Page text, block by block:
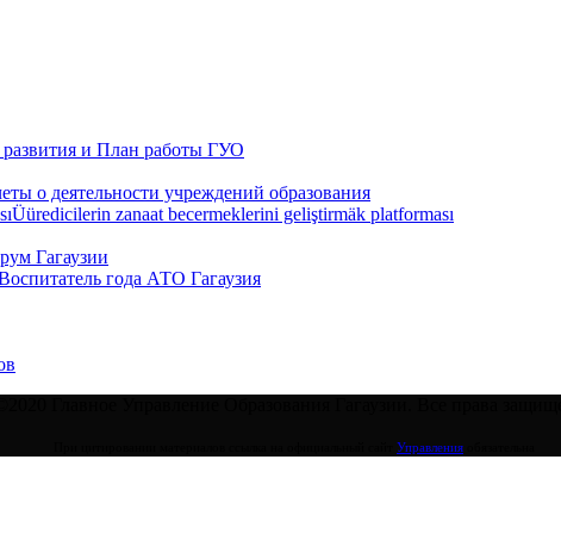
и План работы ГУО
о деятельности учреждений образования
Üüredicilerin zanaat becermeklerini geliştirmäk platforması
Гагаузии
года АТО Гагаузия
Управления